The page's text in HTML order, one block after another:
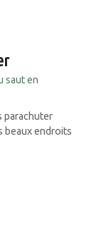
saut en
parachuter
beaux endroits